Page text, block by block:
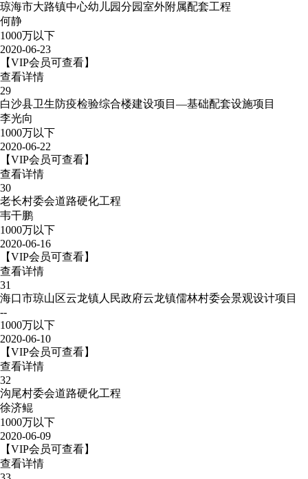
琼海市大路镇中心幼儿园分园室外附属配套工程
何静
1000万以下
2020-06-23
【VIP会员可查看】
查看详情
29
白沙县卫生防疫检验综合楼建设项目—基础配套设施项目
李光向
1000万以下
2020-06-22
【VIP会员可查看】
查看详情
30
老长村委会道路硬化工程
韦干鹏
1000万以下
2020-06-16
【VIP会员可查看】
查看详情
31
海口市琼山区云龙镇人民政府云龙镇儒林村委会景观设计项目
--
1000万以下
2020-06-10
【VIP会员可查看】
查看详情
32
沟尾村委会道路硬化工程
徐济鲲
1000万以下
2020-06-09
【VIP会员可查看】
查看详情